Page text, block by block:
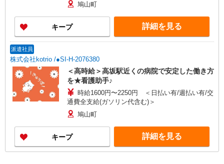
鳩山町
キープ 詳細を見る
派遣社員
株式会社kotrio /●SI-H-2076380
＜高時給＞高坂駅近くの病院で安定した働き方
を★看護助手♪
時給1600円〜2250円 ＜日払い有/週払い有/交
通費全支給(ガソリン代含む)＞
鳩山町
キープ 詳細を見る